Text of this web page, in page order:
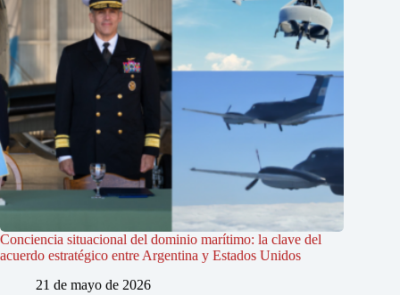
Conciencia situacional del dominio marítimo: la clave del
acuerdo estratégico entre Argentina y Estados Unidos
21 de mayo de 2026